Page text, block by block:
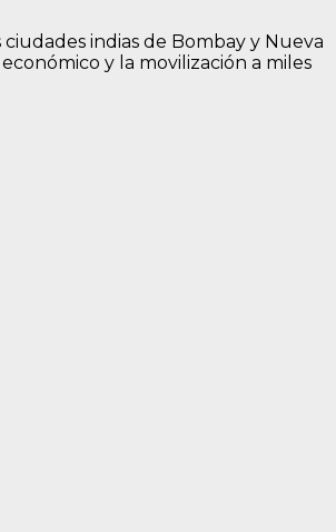
indias de Bombay y Nueva
y la movilización a miles